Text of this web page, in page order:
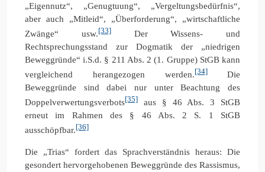
„Eigennutz“, „Genugtuung“, „Vergeltungsbedürfnis“,
aber auch „Mitleid“, „Überforderung“, „wirtschaftliche
Zwänge“ usw.[33]Der Wissens- und
Rechtsprechungsstand zur Dogmatik der „niedrigen
Beweggründe“ i.S.d. § 211 Abs. 2 (1. Gruppe) StGB kann
vergleichend herangezogen werden.[34]
Die
Beweggründe sind dabei nur unter Beachtung des
Doppelverwertungsverbots[35] aus § 46 Abs. 3 StGB
erneut im Rahmen des § 46 Abs. 2 S. 1 StGB
ausschöpfbar.[36]
Die „Trias“ fordert das Sprachverständnis heraus: Die
gesondert hervorgehobenen Beweggründe des Rassismus,